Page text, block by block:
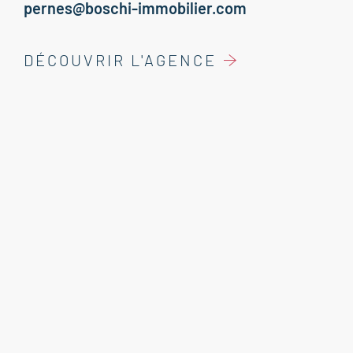
pernes@boschi-immobilier.com
DÉCOUVRIR L'AGENCE